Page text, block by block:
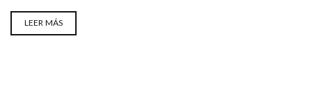
LEER MÁS